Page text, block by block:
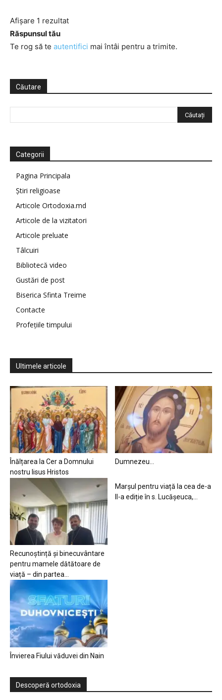
Afișare 1 rezultat
Răspunsul tău
Te rog să te autentifici mai întâi pentru a trimite.
Căutare
Categorii
Pagina Principala
Știri religioase
Articole Ortodoxia.md
Articole de la vizitatori
Articole preluate
Tâlcuiri
Bibliotecă video
Gustări de post
Biserica Sfinta Treime
Contacte
Profețiile timpului
Ultimele articole
Înălțarea la Cer a Domnului
nostru Iisus Hristos
Dumnezeu…
Recunoștință și binecuvântare
pentru mamele dătătoare de
viață – din partea...
Marșul pentru viață la cea de-a
II-a ediție în s. Lucășeuca,...
Învierea Fiului văduvei din Nain
Descoperă ortodoxia